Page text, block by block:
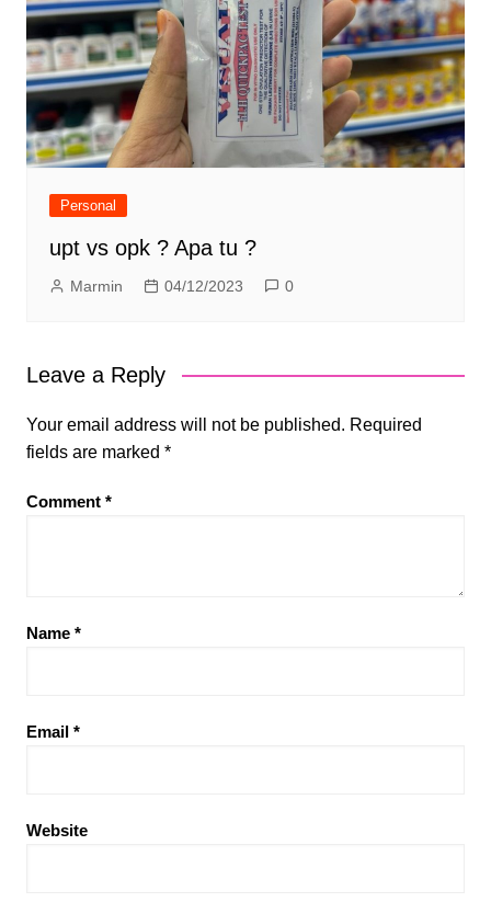
Personal
upt vs opk ? Apa tu ?
Marmin 04/12/2023 0
Leave a Reply
Your email address will not be published. Required
fields are marked *
Comment *
Name *
Email *
Website